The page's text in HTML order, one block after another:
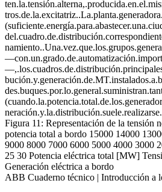
Figura 11: Representación de la tensión
potencia total a bordo 15000 14000
9000 8000 7000 6000 5000 4000 3000
25 30 Potencia eléctrica total [MW]
Generación eléctrica a bordo
ABB Cuaderno técnico | Introducción a